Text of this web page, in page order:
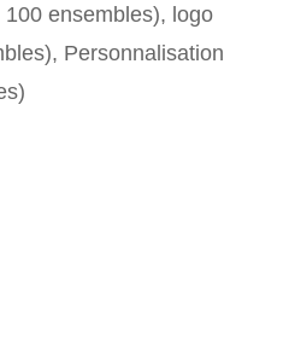
ensembles), logo
Personnalisation